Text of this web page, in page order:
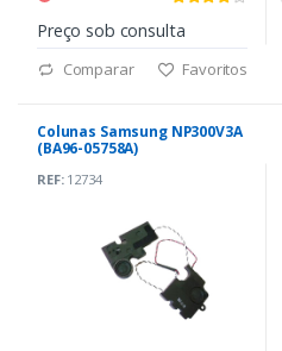
Preço sob consulta
Comparar Favoritos
Colunas Samsung NP300V3A
(BA96-05758A)
REF:12734